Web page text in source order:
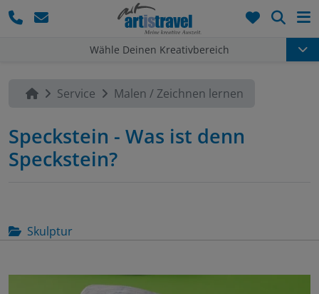
Wähle Deinen Kreativbereich
Service Malen / Zeichnen lernen
Speckstein - Was ist denn
Speckstein?
Skulptur